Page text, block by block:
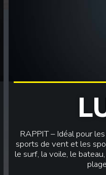
RAPPIT – Idéal pour
sports de vent et les
le surf, la voile, le